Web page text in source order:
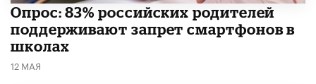
Опрос: 83% российских родителей
поддерживают запрет смартфонов в
школах
12 МАЯ